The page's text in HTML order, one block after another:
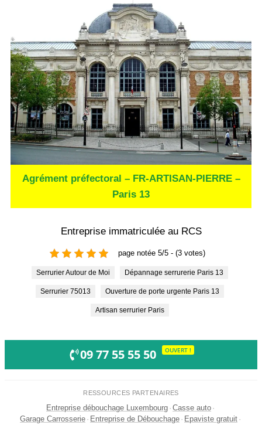
Agrément préfectoral – FR-ARTISAN-PIERRE –
Paris 13
Entreprise immatriculée au RCS
page notée 5/5 - (3 votes)
Serrurier Autour de Moi Dépannage serrurerie Paris 13
Serrurier 75013 Ouverture de porte urgente Paris 13
Artisan serrurier Paris
09 77 55 55 50 OUVERT !
RESSOURCES PARTENAIRES
Entreprise débouchage Luxembourg · Casse auto ·
Garage Carrosserie · Entreprise de Débouchage · Epaviste gratuit ·